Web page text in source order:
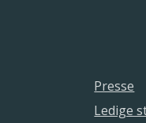
Presse
Ledige